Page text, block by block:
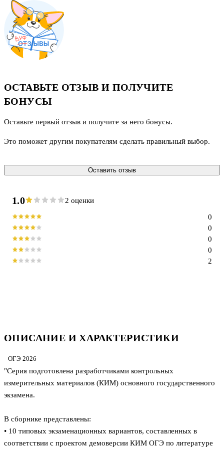
ОПИСАНИЕ И ХАРАКТЕРИСТИКИ
ОГЭ 2026
"Серия подготовлена разработчиками контрольных
измерительных материалов (КИМ) основного государственного
экзамена.
В сборнике представлены:
• 10 типовых экзаменационных вариантов, составленных в
соответствии с проектом демоверсии КИМ ОГЭ по литературе
ОСТАВЬТЕ ОТЗЫВ И ПОЛУЧИТЕ
БОНУСЫ
Оставьте первый отзыв и получите за него бонусы.
Это поможет другим покупателям сделать правильный выбор.
Оставить отзыв
1.0 2 оценки
2
0
0
0
0